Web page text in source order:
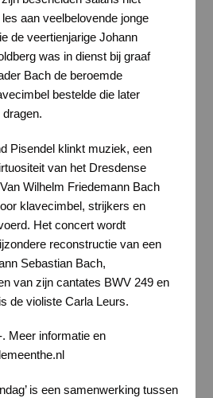
aan veelbelovende jonge
de veertienjarige Johann
was in dienst bij graaf
Bach de beroemde
bestelde die later
Pisendel klinkt muziek, een
van het Dresdense
Wilhelm Friedemann Bach
klavecimbel, strijkers en
Het concert wordt
reconstructie van een
Sebastian Bach,
van zijn cantates BWV 249 en
de violiste Carla Leurs.
Meer informatie en
is een samenwerking tussen